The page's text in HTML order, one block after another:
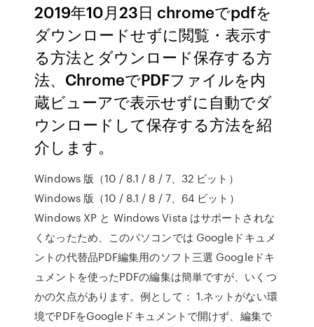
2019年10月23日 chromeでpdfを
ダウンロードせずに閲覧・表示す
る方法とダウンロード保存する方
法、ChromeでPDFファイルを内
蔵ビューアで表示せずに自動でダ
ウンロードして保存する方法を紹
介します。
Windows 版（10 / 8.1 / 8 / 7、32 ビット）
Windows 版（10 / 8.1 / 8 / 7、64 ビット）
Windows XP と Windows Vista はサポートされな
くなったため、このパソコンでは Googleドキュメ
ントの代替品PDF編集用のソフト三選 Googleドキ
ュメントを使ったPDFの編集は簡単ですが、いくつ
かの欠点があります。例として： 1.ネットがない環
境でPDFをGoogleドキュメントで開けず、編集で